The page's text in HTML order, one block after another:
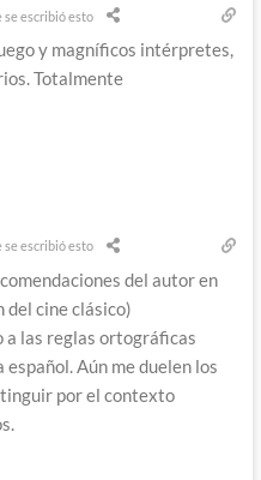
se escribió esto
y magníficos intérpretes,
Totalmente
se escribió esto
del autor en
del cine clásico)
a las reglas ortográficas
Aún me duelen los
por el contexto